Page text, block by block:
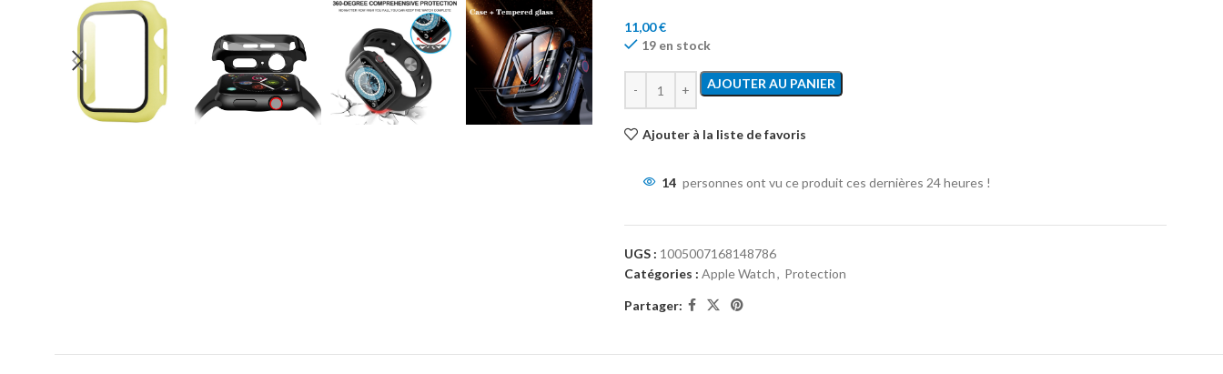
11,00€
19 en stock
AJOUTER AU PANIER
Ajouter à la liste de favoris
14 personnes ont vu ce produit ces dernières 24 heures !
UGS : 1005007168148786
Catégories : Apple Watch, Protection
Partager: